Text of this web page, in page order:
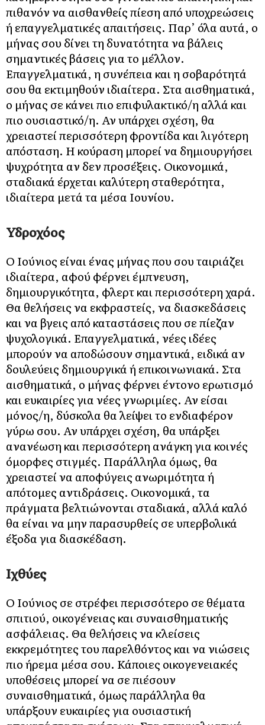
πιθανόν να αισθανθείς πίεση από υποχρεώσεις
ή επαγγελματικές απαιτήσεις. Παρ’ όλα αυτά, ο
μήνας σου δίνει τη δυνατότητα να βάλεις
σημαντικές βάσεις για το μέλλον.
Επαγγελματικά, η συνέπεια και η σοβαρότητά
σου θα εκτιμηθούν ιδιαίτερα. Στα αισθηματικά,
ο μήνας σε κάνει πιο επιφυλακτικό/η αλλά και
πιο ουσιαστικό/η. Αν υπάρχει σχέση, θα
χρειαστεί περισσότερη φροντίδα και λιγότερη
απόσταση. Η κούραση μπορεί να δημιουργήσει
ψυχρότητα αν δεν προσέξεις. Οικονομικά,
σταδιακά έρχεται καλύτερη σταθερότητα,
ιδιαίτερα μετά τα μέσα Ιουνίου.
Υδροχόος
Ο Ιούνιος είναι ένας μήνας που σου ταιριάζει
ιδιαίτερα, αφού φέρνει έμπνευση,
δημιουργικότητα, φλερτ και περισσότερη χαρά.
Θα θελήσεις να εκφραστείς, να διασκεδάσεις
και να βγεις από καταστάσεις που σε πίεζαν
ψυχολογικά. Επαγγελματικά, νέες ιδέες
μπορούν να αποδώσουν σημαντικά, ειδικά αν
δουλεύεις δημιουργικά ή επικοινωνιακά. Στα
αισθηματικά, ο μήνας φέρνει έντονο ερωτισμό
και ευκαιρίες για νέες γνωριμίες. Αν είσαι
μόνος/η, δύσκολα θα λείψει το ενδιαφέρον
γύρω σου. Αν υπάρχει σχέση, θα υπάρξει
ανανέωση και περισσότερη ανάγκη για κοινές
όμορφες στιγμές. Παράλληλα όμως, θα
χρειαστεί να αποφύγεις ανωριμότητα ή
απότομες αντιδράσεις. Οικονομικά, τα
πράγματα βελτιώνονται σταδιακά, αλλά καλό
θα είναι να μην παρασυρθείς σε υπερβολικά
έξοδα για διασκέδαση.
Ιχθύες
Ο Ιούνιος σε στρέφει περισσότερο σε θέματα
σπιτιού, οικογένειας και συναισθηματικής
ασφάλειας. Θα θελήσεις να κλείσεις
εκκρεμότητες του παρελθόντος και να νιώσεις
πιο ήρεμα μέσα σου. Κάποιες οικογενειακές
υποθέσεις μπορεί να σε πιέσουν
συναισθηματικά, όμως παράλληλα θα
υπάρξουν ευκαιρίες για ουσιαστική